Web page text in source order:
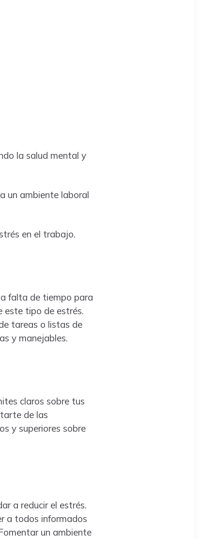
la salud mental y
un ambiente laboral
en el trabajo.
falta de tiempo para
este tipo de estrés.
tareas o listas de
y manejables.
claros sobre tus
de las
y superiores sobre
a reducir el estrés.
a todos informados
un ambiente